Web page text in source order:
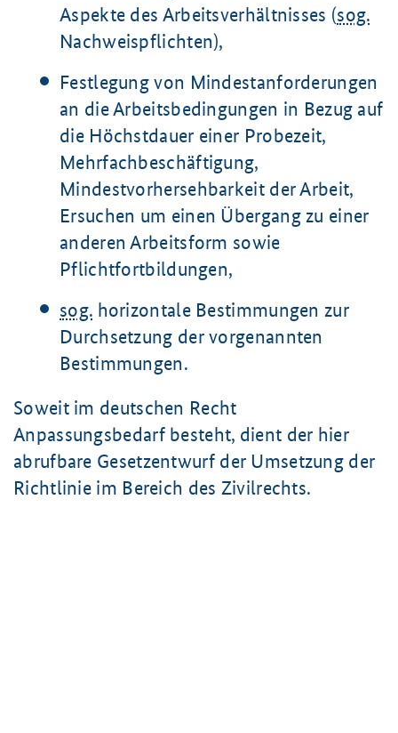
Aspekte des Arbeitsverhältnisses (sog.
Nachweispflichten),
Festlegung von Mindestanforderungen
an die Arbeitsbedingungen in Bezug auf
die Höchstdauer einer Probezeit,
Mehrfachbeschäftigung,
Mindestvorhersehbarkeit der Arbeit,
Ersuchen um einen Übergang zu einer
anderen Arbeitsform sowie
Pflichtfortbildungen,
sog. horizontale Bestimmungen zur
Durchsetzung der vorgenannten
Bestimmungen.
Soweit im deutschen Recht
Anpassungsbedarf besteht, dient der hier
abrufbare Gesetzentwurf der Umsetzung der
Richtlinie im Bereich des Zivilrechts.